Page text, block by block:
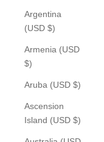
Argentina
(USD $)
Armenia (USD
$)
Aruba (USD $)
Ascension
Island (USD $)